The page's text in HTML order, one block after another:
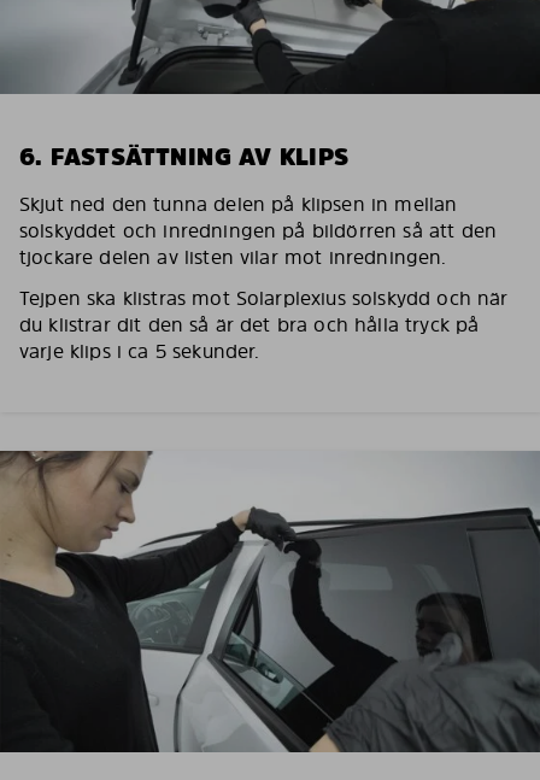
6. FASTSÄTTNING AV KLIPS
Skjut ned den tunna delen på klipsen in mellan
solskyddet och inredningen på bildörren så att den
tjockare delen av listen vilar mot inredningen.
Tejpen ska klistras mot Solarplexius solskydd och när
du klistrar dit den så är det bra och hålla tryck på
varje klips i ca 5 sekunder.